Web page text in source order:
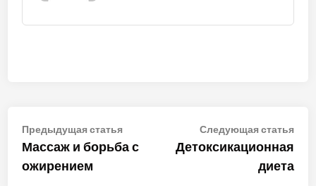
Навигация
по
записям
Предыдущая статьяПредыдущая
статья:
Массаж и борьба с
ожирением
Следующая статья
Детоксикационная
диета